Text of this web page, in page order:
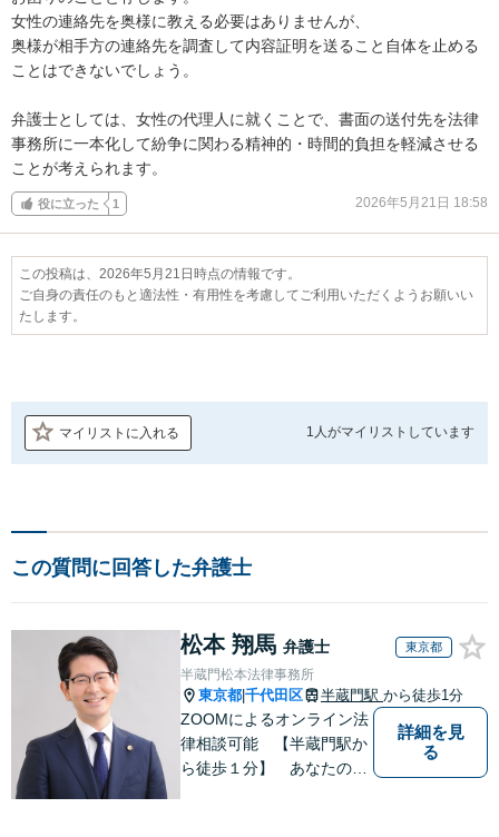
女性の連絡先を奥様に教える必要はありませんが、
奥様が相手方の連絡先を調査して内容証明を送ること自体を止める
ことはできないでしょう。
弁護士としては、女性の代理人に就くことで、書面の送付先を法律
事務所に一本化して紛争に関わる精神的・時間的負担を軽減させる
ことが考えられます。
役に立った 1 2026年5月21日 18:58
この投稿は、2026年5月21日時点の情報です。
ご自身の責任のもと適法性・有用性を考慮してご利用いただくようお願いい
たします。
マイリストに入れる 1人がマイリストしています
この質問に回答した弁護士
松本 翔馬 弁護士 東京都
半蔵門松本法律事務所
東京都 千代田区 半蔵門駅 から徒歩1分
ZOOMによるオンライン法
律相談可能 【半蔵門駅か
ら徒歩１分】 あなたの心
詳細を見
る